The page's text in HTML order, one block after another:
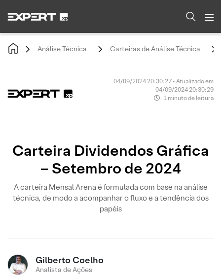
Análise Técnica Carteiras de Análise Técnica
04/09/2024 20:30:27 • Atualizado em
04/09/2024 20:30:29
1 minuto de leitura
Carteira Dividendos Gráfica
– Setembro de 2024
A carteira Mensal Arena é formulada com base na análise
técnica, de modo a acompanhar o fluxo e a tendência dos
papéis
Gilberto Coelho
Analista de Ações